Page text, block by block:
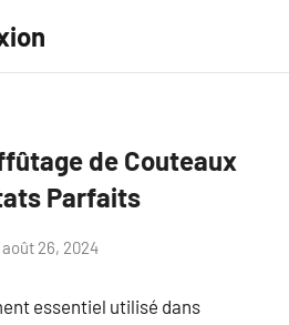
de Couteaux
Parfaits
août 26, 2024
essentiel utilisé dans